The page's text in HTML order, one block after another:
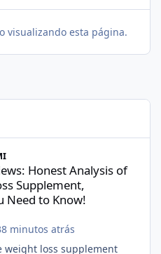
visualizando esta página.
Honest Analysis of
Supplement,
Need to Know!
minutos atrás
weight loss supplement